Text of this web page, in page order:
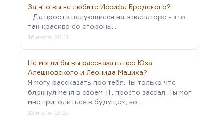
За что вы не любите Иосифа Бродского?
...Да просто целующиеся на эскалаторе - это
так красиво со стороны...
16 июля, 20:11
Не могли бы вы рассказать про Юза
Алешковского и Леонида Мациха?
Я могу рассказать про тебя. Ты только что
блркнул меня в своём ТГ, просто зассал. Ты мог
мне пригодиться в будущем, но…
12 июля, 15:25